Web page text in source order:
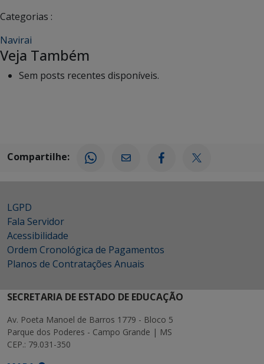
Categorias :
Navirai
Veja Também
Sem posts recentes disponíveis.
Compartilhe:
LGPD
Fala Servidor
Acessibilidade
Ordem Cronológica de Pagamentos
Planos de Contratações Anuais
SECRETARIA DE ESTADO DE EDUCAÇÃO
Av. Poeta Manoel de Barros 1779 - Bloco 5
Parque dos Poderes - Campo Grande | MS
CEP.: 79.031-350